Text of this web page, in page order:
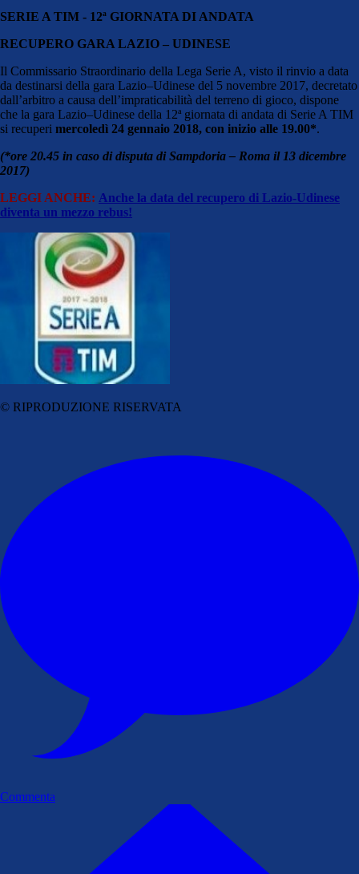
SERIE A TIM - 12ª GIORNATA DI ANDATA
RECUPERO GARA LAZIO – UDINESE
Il Commissario Straordinario della Lega Serie A, visto il rinvio a data
da destinarsi della gara Lazio–Udinese del 5 novembre 2017, decretato
dall’arbitro a causa dell’impraticabilità del terreno di gioco, dispone
che la gara Lazio–Udinese della 12ª giornata di andata di Serie A TIM
si recuperi mercoledì 24 gennaio 2018, con inizio alle 19.00*.
(*ore 20.45 in caso di disputa di Sampdoria – Roma il 13 dicembre
2017)
LEGGI ANCHE: Anche la data del recupero di Lazio-Udinese
diventa un mezzo rebus!
© RIPRODUZIONE RISERVATA
Commenta